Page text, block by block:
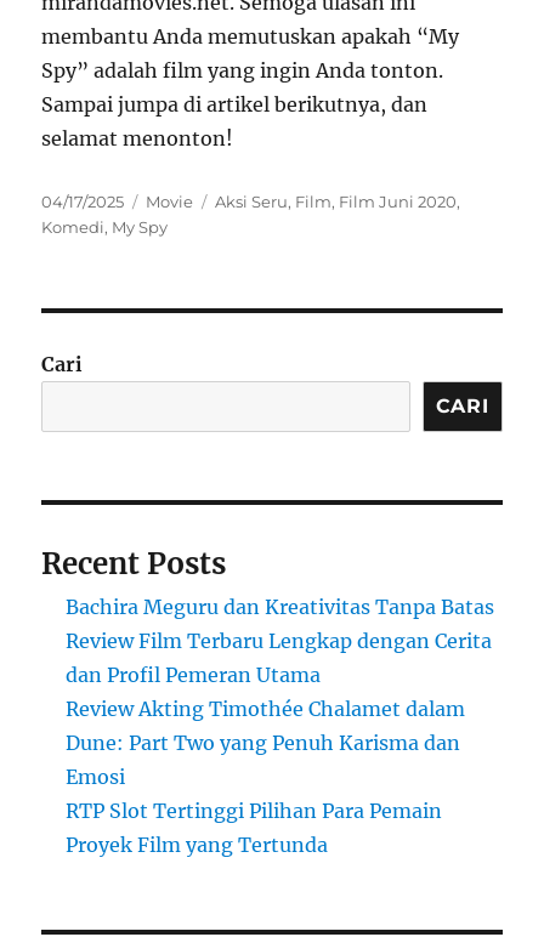
membantu Anda memutuskan apakah “My
Spy” adalah film yang ingin Anda tonton.
Sampai jumpa di artikel berikutnya, dan
selamat menonton!
Posted
on
04/17/2025 Categories
Movie Tags
Aksi Seru, Film, Film Juni 2020,
Komedi, My Spy
Cari
CARI
Recent Posts
Bachira Meguru dan Kreativitas Tanpa Batas
Review Film Terbaru Lengkap dengan Cerita
dan Profil Pemeran Utama
Review Akting Timothée Chalamet dalam
Dune: Part Two yang Penuh Karisma dan
Emosi
RTP Slot Tertinggi Pilihan Para Pemain
Proyek Film yang Tertunda